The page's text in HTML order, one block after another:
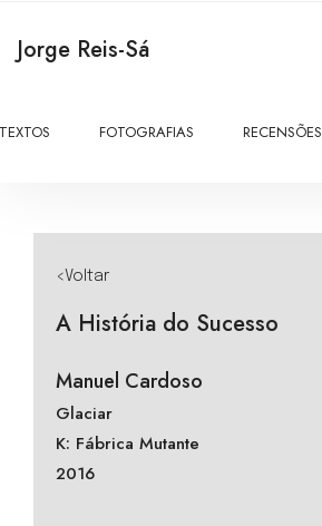
Jorge Reis-Sá
TEXTOS FOTOGRAFIAS RECENSÕES
<Voltar
A História do Sucesso
Manuel Cardoso
Glaciar
K: Fábrica Mutante
2016